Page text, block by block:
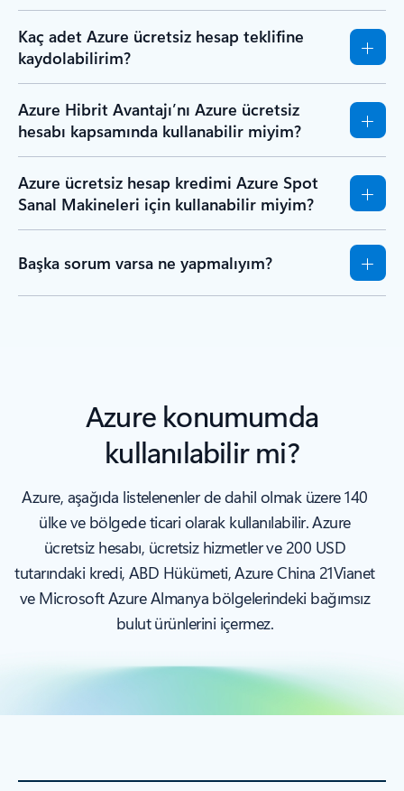
Kaç adet Azure ücretsiz hesap teklifine
kaydolabilirim?
Azure Hibrit Avantajı’nı Azure ücretsiz
hesabı kapsamında kullanabilir miyim?
Azure ücretsiz hesap kredimi Azure Spot
Sanal Makineleri için kullanabilir miyim?
Başka sorum varsa ne yapmalıyım?
Azure konumumda
kullanılabilir mi?
Azure, aşağıda listelenenler de dahil olmak üzere 140
ülke ve bölgede ticari olarak kullanılabilir. Azure
ücretsiz hesabı, ücretsiz hizmetler ve 200 USD
tutarındaki kredi, ABD Hükümeti, Azure China 21Vianet
ve Microsoft Azure Almanya bölgelerindeki bağımsız
bulut ürünlerini içermez.